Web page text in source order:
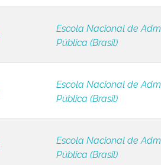
Escola Nacional de
Pública (Brasil)
Escola Nacional de
Pública (Brasil)
Escola Nacional de
Pública (Brasil)